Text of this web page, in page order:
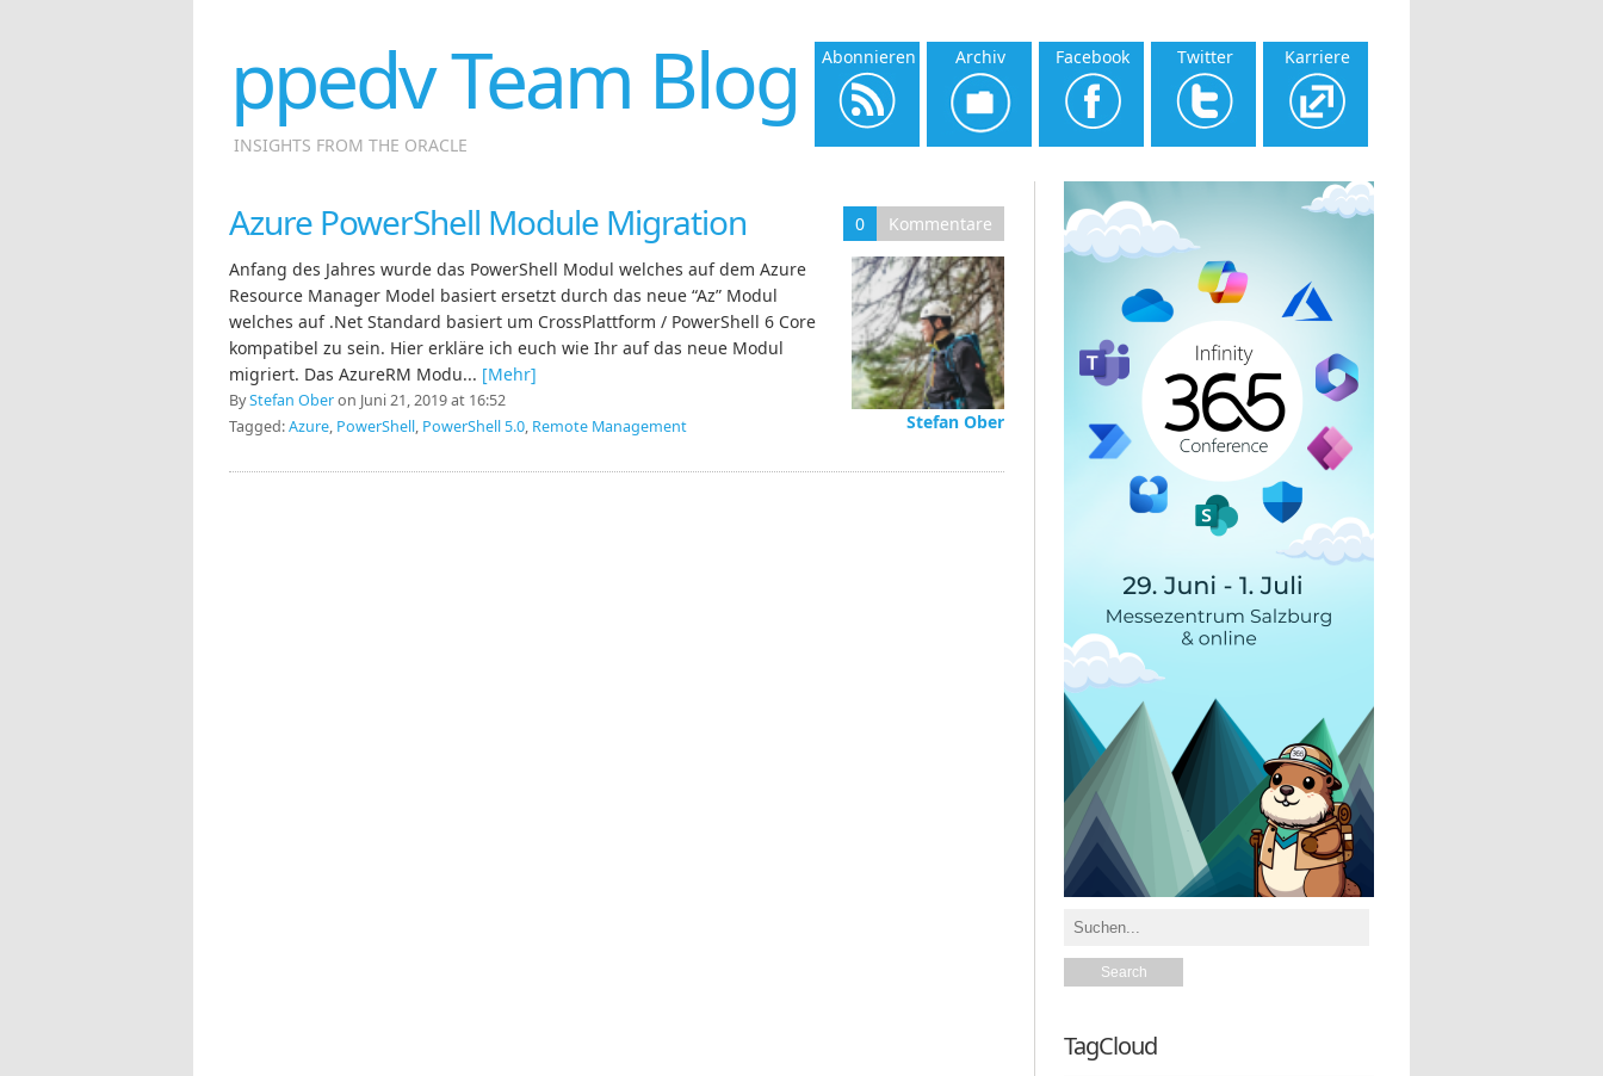
ppedv Team Blog
INSIGHTS FROM THE ORACLE
Abonnieren Archiv Facebook Twitter Karriere
Azure PowerShell Module Migration 0 Kommentare
Stefan Ober
Anfang des Jahres wurde das PowerShell Modul welches auf dem Azure
Resource Manager Model basiert ersetzt durch das neue “Az” Modul
welches auf .Net Standard basiert um CrossPlattform / PowerShell 6 Core
kompatibel zu sein. Hier erkläre ich euch wie Ihr auf das neue Modul
migriert. Das AzureRM Modu... [Mehr]
ByStefan Oberon Juni 21, 2019 at 16:52
Tagged:Azure, PowerShell, PowerShell 5.0, Remote Management
TagCloud